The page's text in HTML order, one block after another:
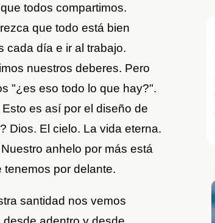
todos compartimos.
que todo está bien
cada día e ir al trabajo.
nuestros deberes. Pero
"¿es eso todo lo que hay?".
es así por el diseño de
Dios. El cielo. La vida eterna.
anhelo por más está
por delante.
santidad nos vemos